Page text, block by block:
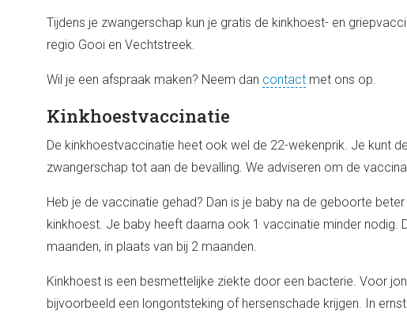
Tijdens je zwangerschap kun je gratis de kinkhoest- en
regio Gooi en Vechtstreek.
Wil je een afspraak maken? Neem dan contactmet ons op.
Kinkhoestvaccinatie
De kinkhoestvaccinatie heet ook wel de 22-wekenprik. Je kunt
zwangerschap tot aan de bevalling. We adviseren om de
Heb je de vaccinatie gehad? Dan is je baby na de geboorte
kinkhoest. Je baby heeft daarna ook 1 vaccinatie minder nodig.
maanden, in plaats van bij 2 maanden.
Kinkhoest is een besmettelijke ziekte door een bacterie. Voor
bijvoorbeeld een longontsteking of hersenschade krijgen. In